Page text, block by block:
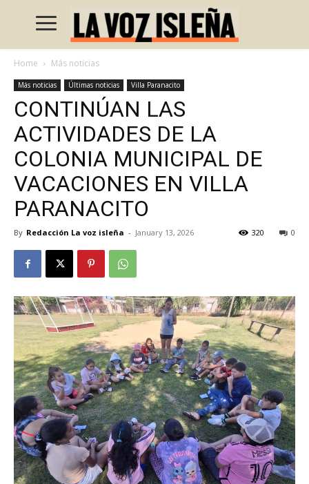
Home Más noticias
Más noticias Últimas noticias Villa Paranacito
CONTINÚAN LAS
ACTIVIDADES DE LA
COLONIA MUNICIPAL DE
VACACIONES EN VILLA
PARANACITO
By Redacción La voz isleña - January 13, 2026 0
320